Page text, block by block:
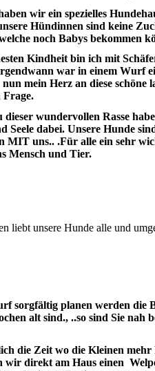
wir ein spezielles
Hündinnen sind keine
noch Babys bekommen
Kindheit bin ich mit
war in einem Wurf
mein Herz an diese
Frage.
wundervollen Rasse
Seele dabei. Unsere Hunde
MIT uns.. .Für alle ein sehr
Mensch und Tier.
liebt unsere Hunde alle und
sorgfältig planen werden die
alt sind., ..so sind Sie nah
die Zeit wo die Kleinen
wir direkt am Haus einen